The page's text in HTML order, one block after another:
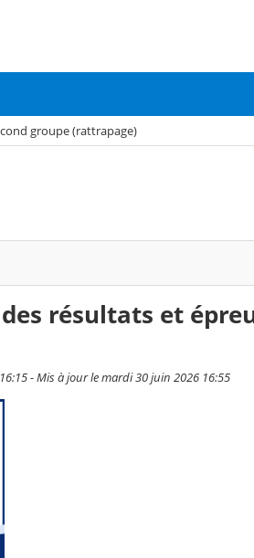
groupe (rattrapage)
résultats et
- Mis à jour le mardi 30 juin 2026 16:55